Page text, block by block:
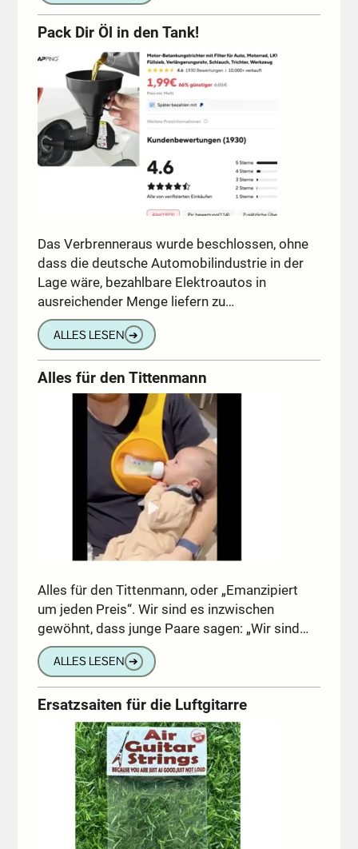
Pack Dir Öl in den Tank!
Das Verbrenneraus wurde beschlossen, ohne
dass die deutsche Automobilindustrie in der
Lage wäre, bezahlbare Elektroautos in
ausreichender Menge liefern zu…
ALLES LESEN ➔
Alles für den Tittenmann
Alles für den Tittenmann, oder „Emanzipiert
um jeden Preis“. Wir sind es inzwischen
gewöhnt, dass junge Paare sagen: „Wir sind…
ALLES LESEN ➔
Ersatzsaiten für die Luftgitarre